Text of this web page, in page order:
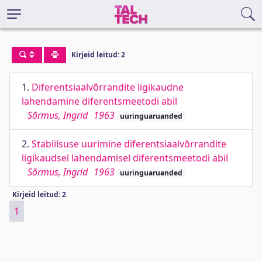
Kirjeid leitud: 2
1. Diferentsiaalvõrrandite ligikaudne
lahendamine diferentsmeetodi abil
Sõrmus, Ingrid 1963 uuringuaruanded
2. Stabiilsuse uurimine diferentsiaalvõrrandite
ligikaudsel lahendamisel diferentsmeetodi abil
Sõrmus, Ingrid 1963 uuringuaruanded
Kirjeid leitud: 2
1